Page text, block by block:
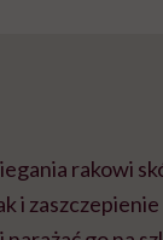
rakowi
i